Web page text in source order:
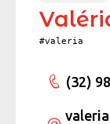
#valeria
(32)
valeria